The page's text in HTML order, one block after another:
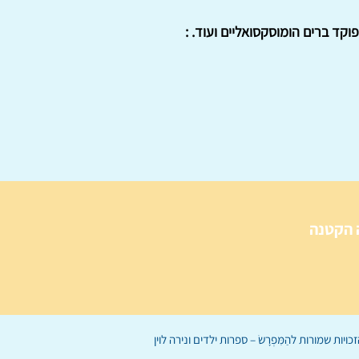
ברים הומוסקסואליים ועוד. :
הקטנה
הַמִּפְרָשׂ – ספרות ילדים ונירה לוין